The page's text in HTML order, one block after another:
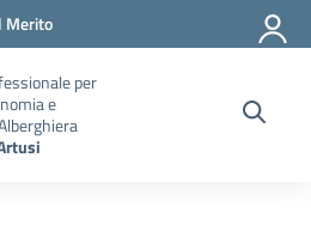
Merito
per
e